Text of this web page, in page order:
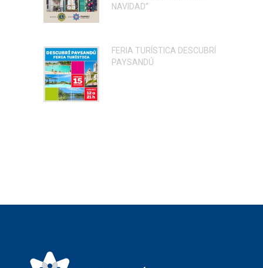
NAVIDAD”
FERIA TURÍSTICA DESCUBRÍ
PAYSANDÚ